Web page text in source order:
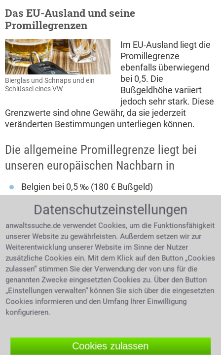
Das EU-Ausland und seine
Promillegrenzen
Bierglas und Schnaps und ein
Schlüssel eines VW
Im EU-Ausland liegt die
Promillegrenze
ebenfalls überwiegend
bei 0,5. Die
Bußgeldhöhe variiert
jedoch sehr stark. Diese
Grenzwerte sind ohne Gewähr, da sie jederzeit
veränderten Bestimmungen unterliegen können.
Die allgemeine Promillegrenze liegt bei
unseren europäischen Nachbarn in
Belgien bei 0,5 ‰ (180 € Bußgeld)
Dänemark bei 0,5 ‰ (ein Monatsverdienst)
Finnland 0,5 ‰ (ab 15 Tagessätzen)
Frankreich 0,5 ‰ (ab 135 € Bußgeld)
Griechenland 0,5 ‰ (ab 80 € Bußgeld)
Großbritannien 0,5 ‰ (ab 80 € Bußgeld)
Italien 0,5 ‰ (ab 530 € Bußgeld)
Kroatien 0,5 ‰ (ab 95 € Bußgeld)
Niederlande 0,5 ‰ (ab 325 € Bußgeld)
Österreich 0,5 ‰ (ab 300 € Bußgeld)
Portugal 0,5 ‰ (ab 250 € Bußgeld)
Datenschutzeinstellungen
anwaltssuche.de verwendet Cookies, um die Funktionsfähigkeit
unserer Website zu gewährleisten. Außerdem setzen wir zur
Weiterentwicklung unserer Website im Sinne der Nutzer
zusätzliche Cookies ein. Mit dem Klick auf den Button „Cookies
zulassen“ stimmen Sie der Verwendung der von uns für die
genannten Zwecke eingesetzten Cookies zu. Über den Button
„Einstellungen verwalten“ können Sie sich über die eingesetzten
Cookies informieren und den Umfang Ihrer Einwilligung
konfigurieren.
Cookies zulassen